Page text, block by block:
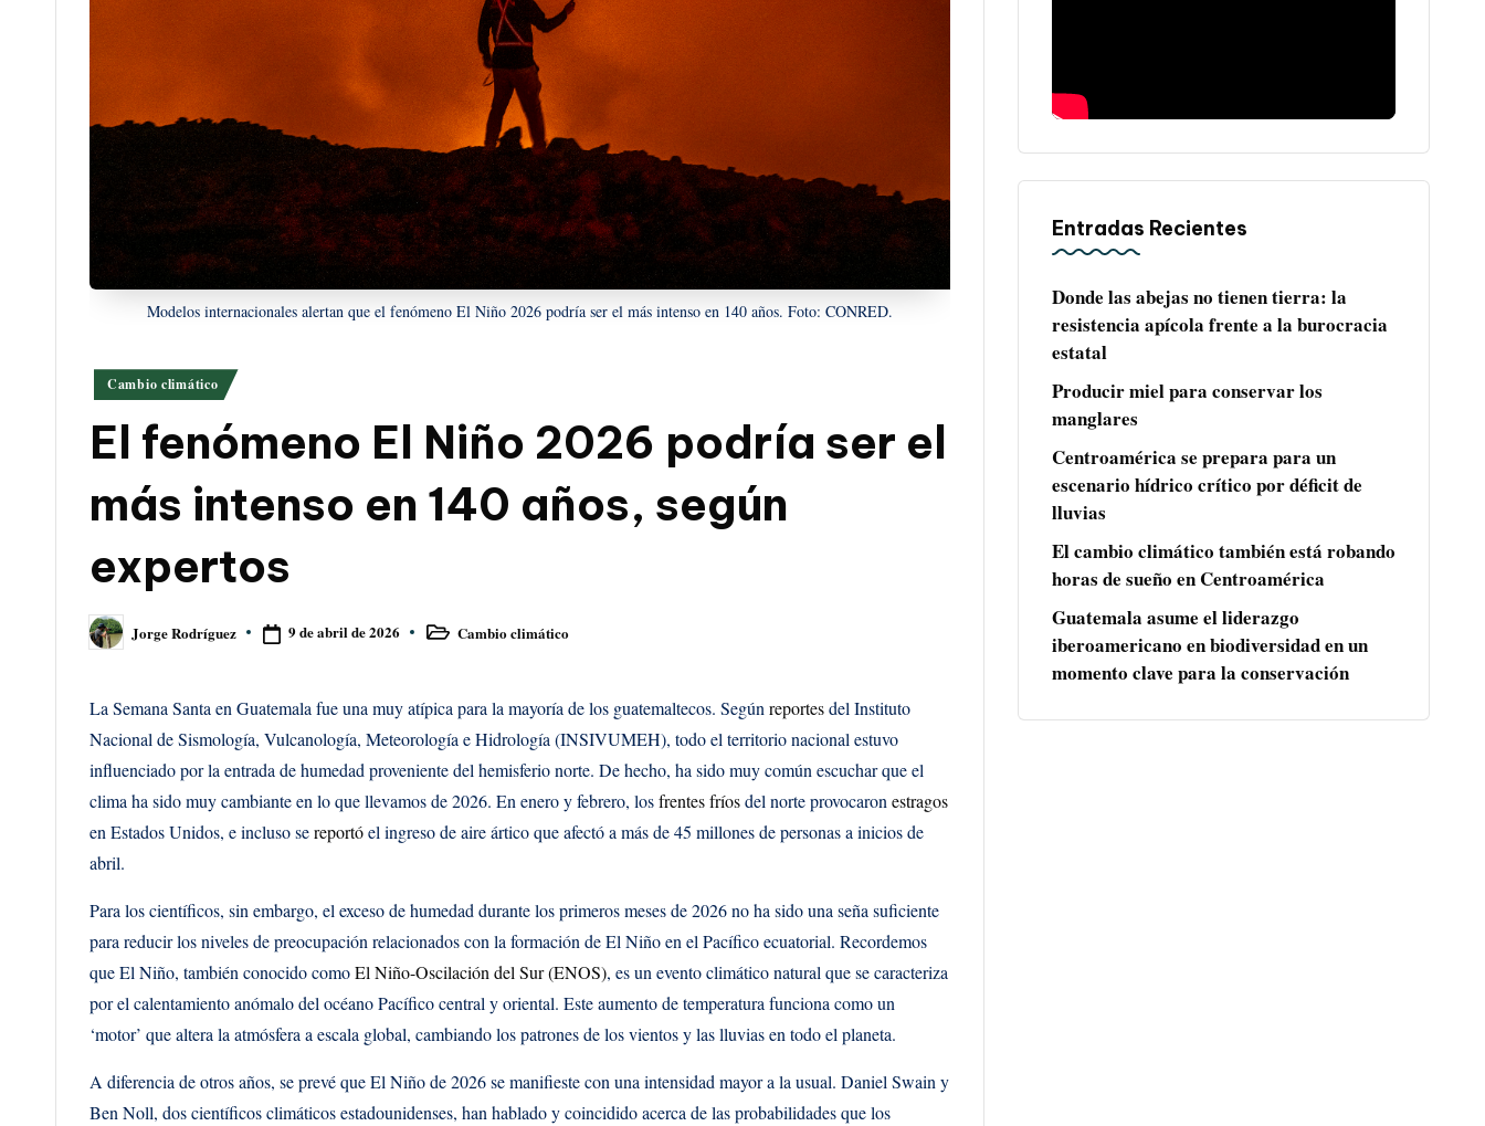
Modelos internacionales alertan que el fenómeno El Niño 2026 podría ser el más intenso en 140 años. Foto: CONRED.
Publicado
Cambio climático
El fenómeno El Niño 2026 podría ser el
más intenso en 140 años, según
expertos
Publicado
por
Jorge Rodríguez 9 de abril de 2026 PublicadoCambio climático
La Semana Santa en Guatemala fue una muy atípica para la mayoría de los guatemaltecos. Segúnreportesdel Instituto
Nacional de Sismología, Vulcanología, Meteorología e Hidrología (INSIVUMEH), todo el territorio nacional estuvo
influenciado por la entrada de humedad proveniente del hemisferio norte. De hecho, ha sido muy común escuchar que el
clima ha sido muy cambiante en lo que llevamos de 2026. En enero y febrero, losfrentes fríosdel norte provocaronestragos
en Estados Unidos, e incluso sereportóel ingreso de aire ártico que afectó a más de 45 millones de personas a inicios de
abril.
Para los científicos, sin embargo, el exceso de humedad durante los primeros meses de 2026 no ha sido una seña suficiente
para reducir los niveles de preocupación relacionados con la formación de El Niño en el Pacífico ecuatorial. Recordemos
que El Niño, también conocido comoEl Niño-Oscilación del Sur (ENOS), es un evento climático natural que se caracteriza
por el calentamiento anómalo del océano Pacífico central y oriental. Este aumento de temperatura funciona como un
‘motor’ que altera la atmósfera a escala global, cambiando los patrones de los vientos y las lluvias en todo el planeta.
A diferencia de otros años, se prevé que El Niño de 2026 se manifieste con una intensidad mayor a la usual. Daniel Swain y
Ben Noll, dos científicos climáticos estadounidenses, han hablado y coincidido acerca de las probabilidades que los
Entradas Recientes
Donde las abejas no tienen tierra: la
resistencia apícola frente a la burocracia
estatal
Producir miel para conservar los
manglares
Centroamérica se prepara para un
escenario hídrico crítico por déficit de
lluvias
El cambio climático también está robando
horas de sueño en Centroamérica
Guatemala asume el liderazgo
iberoamericano en biodiversidad en un
momento clave para la conservación